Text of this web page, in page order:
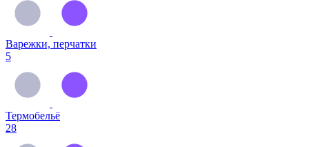
Варежки, перчатки
5
Термобельё
28